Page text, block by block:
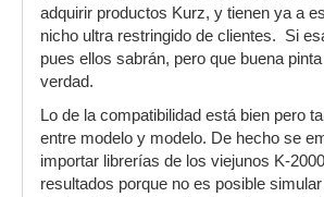
adquirir productos Kurz, y tienen ya a
nicho ultra restringido de clientes. Si
pues ellos sabrán, pero que buena
verdad.
Lo de la compatibilidad está bien pero
entre modelo y modelo. De hecho se
importar librerías de los viejunos K-
resultados porque no es posible